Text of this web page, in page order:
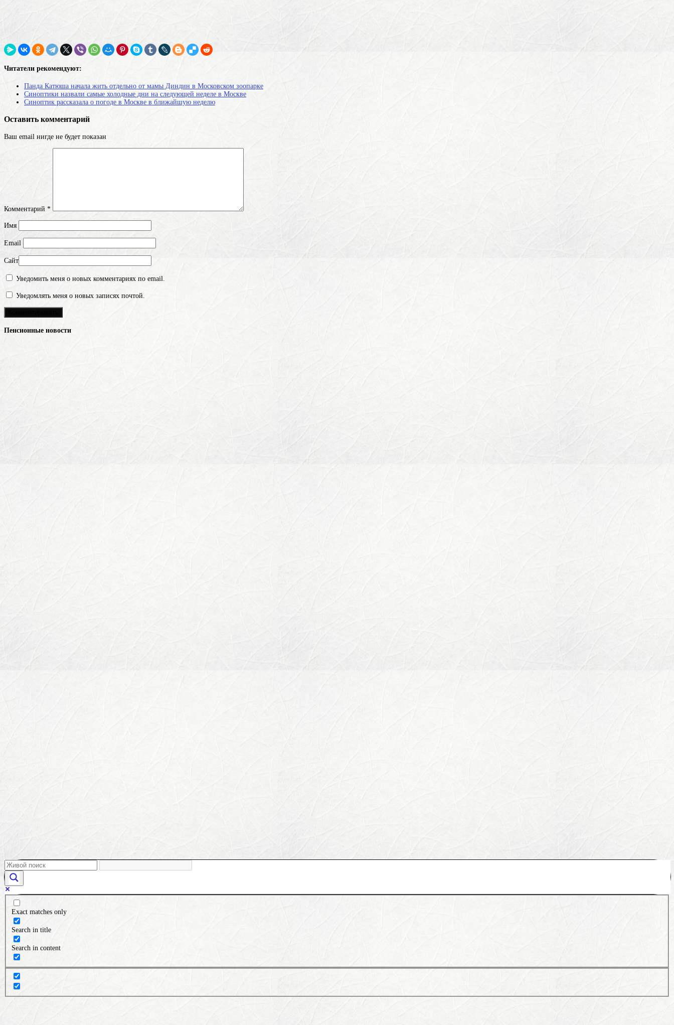
Читатели рекомендуют:
Панда Катюша начала жить отдельно от мамы Диндин в Московском зоопарке
Синоптики назвали самые холодные дни на следующей неделе в Москве
Синоптик рассказала о погоде в Москве в ближайшую неделю
Оставить комментарий
Ваш email нигде не будет показан
Комментарий *
Имя
Email
Сайт
Уведомить меня о новых комментариях по email.
Уведомлять меня о новых записях почтой.
Пенсионные новости
Exact matches only
Search in title
Search in content